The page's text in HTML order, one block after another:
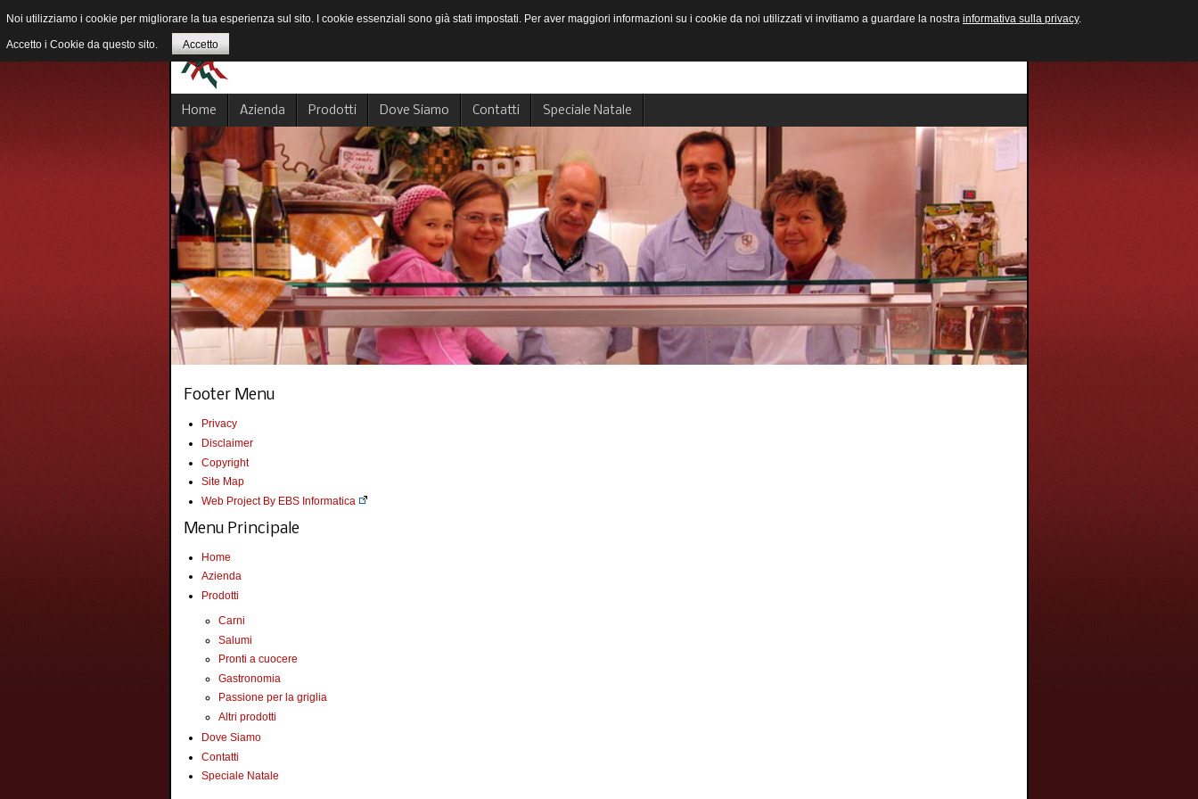
Home Azienda Prodotti Dove Siamo Contatti Speciale Natale
Footer Menu
Privacy
Disclaimer
Copyright
Site Map
Web Project By EBS Informatica
Menu Principale
Home
Azienda
Prodotti
Carni
Salumi
Pronti a cuocere
Gastronomia
Passione per la griglia
Altri prodotti
Dove Siamo
Contatti
Speciale Natale
Noi utilizziamo i cookie per migliorare la tua esperienza sul sito. I cookie essenziali sono già stati impostati. Per aver maggiori informazioni su i cookie da noi utilizzati vi invitiamo a guardare la nostra informativa sulla privacy.
Accetto i Cookie da questo sito. Accetto